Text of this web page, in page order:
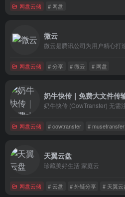
网盘云储 # 网盘
微云
微云是腾讯公司为用户精心打
网盘云储 # 分享 # 微云 # 网盘
网盘云储 # cowtransfer # musetransfer
天翼云盘
珍藏美好生活 家庭云
网盘云储 # 云盘 # 外链分享 # 天翼云